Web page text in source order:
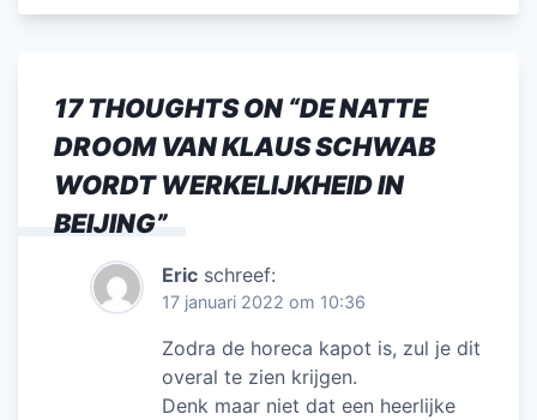
c
b
o
o
k
itt ai k
dI
n
at
A
p
p
e
17 THOUGHTS ON “DE NATTE
DROOM VAN KLAUS SCHWAB
WORDT WERKELIJKHEID IN
BEIJING”
Eric schreef:
17 januari 2022 om 10:36
Zodra de horeca kapot is, zul je dit
overal te zien krijgen.
Denk maar niet dat een heerlijke